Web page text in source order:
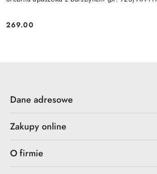
Cena:
269.00
Dane adresowe
Zakupy online
O firmie